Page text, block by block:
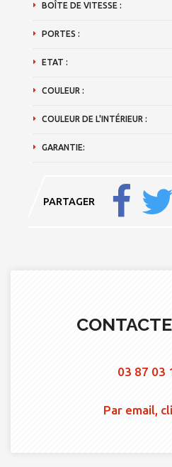
BOÎTE DE VITESSE :
PORTES :
ETAT :
COULEUR :
COULEUR DE L'INTÉRIEUR :
GARANTIE:
PARTAGER
03 87 03
Par email,